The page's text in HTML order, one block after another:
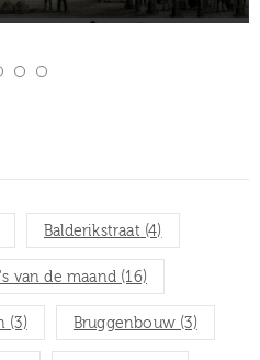
Balderikstraat(4)
van de maand (16)
(3) Bruggenbouw (3)